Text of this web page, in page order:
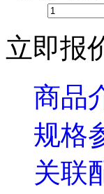
立即报
商品
规格
关联